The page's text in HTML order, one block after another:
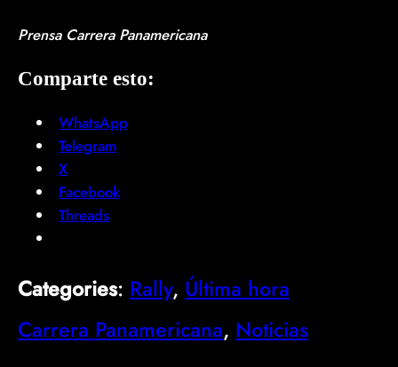
Prensa Carrera Panamericana
Comparte esto:
WhatsApp
Telegram
X
Facebook
Threads
Categories: Rally, Última hora
Carrera Panamericana, Noticias